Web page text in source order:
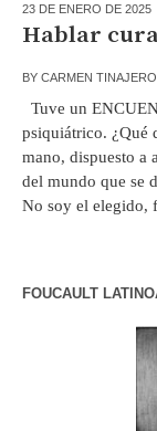
23 DE ENERO DE 2025
Hablar
BY CARMEN
Tuve un
psiquiátrico. ¿Qué
mano, dispuesto a
del mundo que se
No soy el elegido,
FOUCAULT